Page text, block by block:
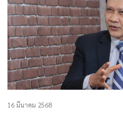
16 มีนาคม 2568